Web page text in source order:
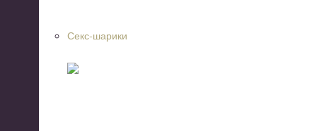
Секс-шарики